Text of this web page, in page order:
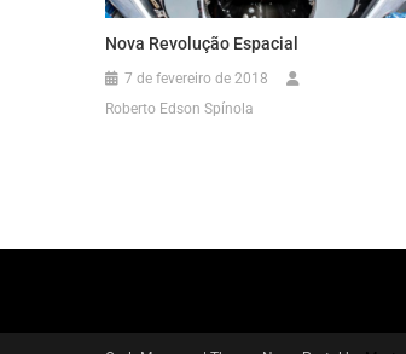
Nova Revolução Espacial
7 de fevereiro de 2018
Roberto Edson Spínola